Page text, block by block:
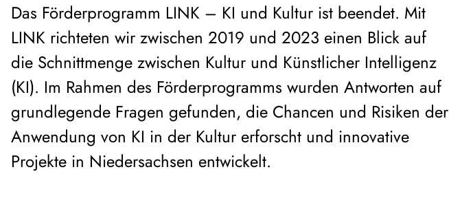
Das Förderprogramm LINK – KI und Kultur ist beendet. Mit
LINK richteten wir zwischen 2019 und 2023 einen Blick auf
die Schnittmenge zwischen Kultur und Künstlicher Intelligenz
(KI). Im Rahmen des Förderprogramms wurden Antworten auf
grundlegende Fragen gefunden, die Chancen und Risiken der
Anwendung von KI in der Kultur erforscht und innovative
Projekte in Niedersachsen entwickelt.